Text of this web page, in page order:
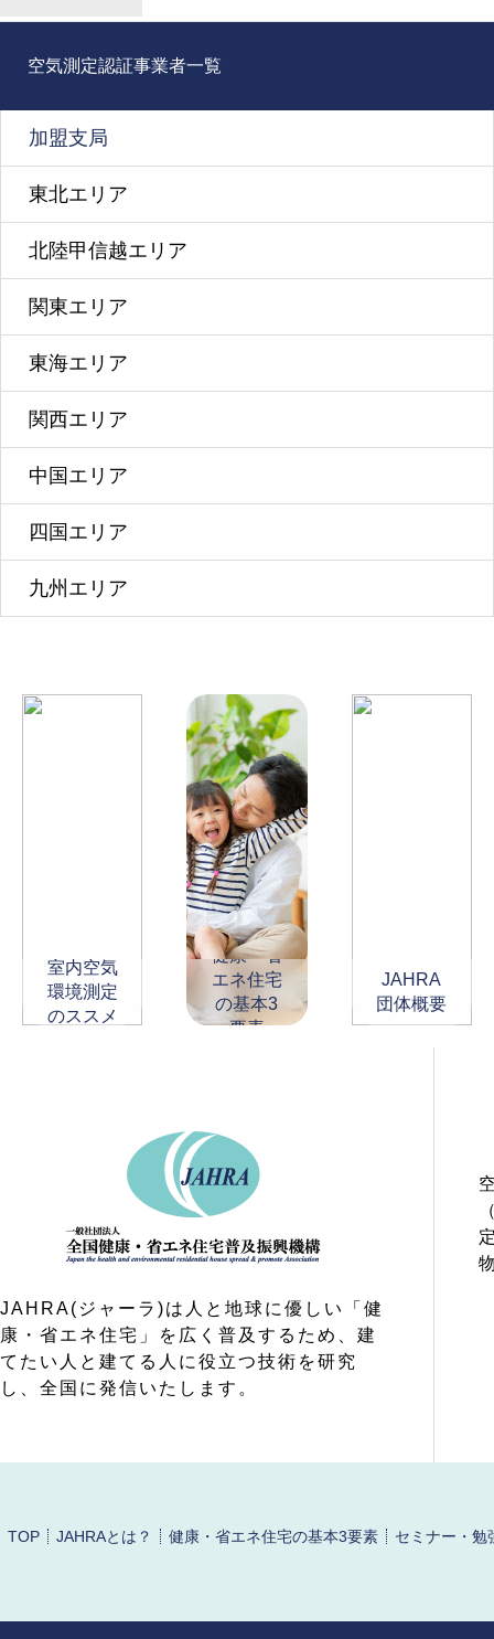
空気測定認証事業者一覧
加盟支局
東北エリア
北陸甲信越エリア
関東エリア
東海エリア
関西エリア
中国エリア
四国エリア
九州エリア
室内空気
環境測定
のススメ
健康・省
エネ住宅
の基本3
要素
JAHRA
団体概要
JAHRA(ジャーラ)は人と地球に優しい「健
康・省エネ住宅」を広く普及するため、建
てたい人と建てる人に役立つ技術を研究
し、全国に発信いたします。
TOP JAHRAとは？ 健康・省エネ住宅の基本3要素 セミナー・勉